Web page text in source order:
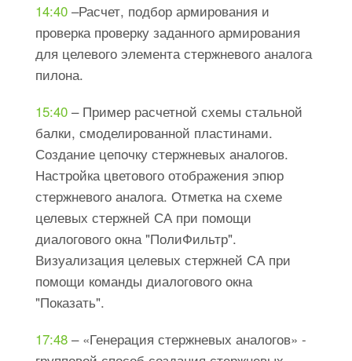
14:40 ​ –Расчет, подбор армирования и
проверка проверку заданного армирования
для целевого элемента стержневого аналога
пилона.
15:40 ​ – Пример расчетной схемы стальной
балки, смоделированной пластинами.
Создание цепочку стержневых аналогов.
Настройка цветового отображения эпюр
стержневого аналога. Отметка на схеме
целевых стержней СА при помощи
диалогового окна "ПолиФильтр".
Визуализация целевых стержней СА при
помощи команды диалогового окна
"Показать".
17:48 ​ – «Генерация стержневых аналогов» -